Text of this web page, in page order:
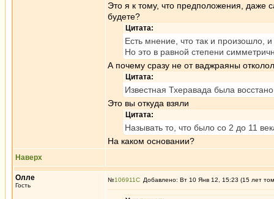
Это я к тому, что предположения, даже
будете?
Цитата:
Есть мнение, что так и произошло,
Но это в равной степени
А почему сразу не от ваджраяны
Цитата:
Известная Тхеравада была
Это вы откуда взяли
Цитата:
Называть то, что было со 2 до 11
На каком основании?
Наверх
Олле
Гость
№106911 Добавлено: Вт 10 Янв 12, 15:23 (15 лет